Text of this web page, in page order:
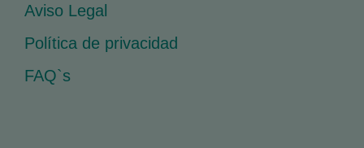
Aviso Legal
Política de privacidad
FAQ`s